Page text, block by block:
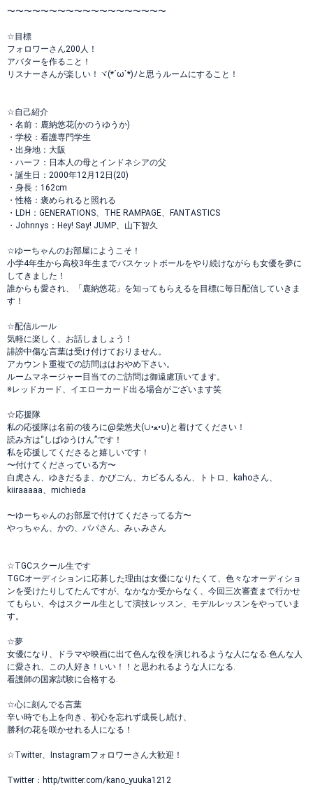
〜〜〜〜〜〜〜〜〜〜〜〜〜〜〜〜〜〜〜
☆目標
フォロワーさん200人！
アバターを作ること！
リスナーさんが楽しい！ヾ(*´ω`*)ﾉと思うルームにすること！
☆自己紹介
・名前：鹿納悠花(かのうゆうか)
・学校：看護専門学生
・出身地：大阪
・ハーフ：日本人の母とインドネシアの父
・誕生日：2000年12月12日(20)
・身長：162cm
・性格：褒められると照れる
・LDH：GENERATIONS、THE RAMPAGE、FANTASTICS
・Johnnys：Hey! Say! JUMP、山下智久
☆ゆーちゃんのお部屋にようこそ！
小学4年生から高校3年生までバスケットボールをやり続けながらも女優を夢に
してきました！
誰からも愛され、「鹿納悠花」を知ってもらえるを目標に毎日配信していきま
す！
☆配信ルール
気軽に楽しく、お話しましょう！
誹謗中傷な言葉は受け付けておりません。
アカウント重複での訪問ははおやめ下さい。
ルームマネージャー目当てのご訪問は御遠慮頂いてます。
※レッドカード、イエローカード出る場合がございます笑
☆応援隊
私の応援隊は名前の後ろに@柴悠犬(∪•ﻌ•∪)と着けてください！
読み方は“しばゆうけん”です！
私を応援してくださると嬉しいです！
〜付けてくださっている方〜
白虎さん、ゆきだるま、かびごん、カビるんるん、トトロ、kahoさん、
kiiraaaaa、michieda
〜ゆーちゃんのお部屋で付けてくださってる方〜
やっちゃん、かの、パパさん、みぃみさん
☆TGCスクール生です
TGCオーディションに応募した理由は女優になりたくて、色々なオーディショ
ンを受けたりしてたんですが、なかなか受からなく、今回三次審査まで行かせ
てもらい、今はスクール生として演技レッスン、モデルレッスンをやっていま
す。
☆夢
女優になり、ドラマや映画に出て色んな役を演じれるような人になる.色んな人
に愛され、この人好き！いい！！と思われるような人になる.
看護師の国家試験に合格する.
☆心に刻んでる言葉
辛い時でも上を向き、初心を忘れず成長し続け、
勝利の花を咲かせれる人になる！
☆Twitter、Instagramフォロワーさん大歓迎！
Twitter：http/twitter.com/kano_yuuka1212